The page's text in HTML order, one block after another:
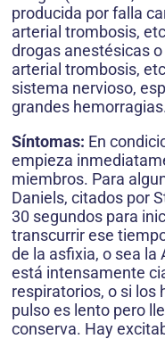
producida por falla
arterial trombosis,
drogas anestésicas
arterial trombosis,
sistema nervioso,
grandes
Síntomas: En
empieza
miembros. Para
Daniels, citados por
30 segundos para
transcurrir ese
de la asfixia, o sea la
está intensamente
respiratorios, o si los
pulso es lento pero
conserva. Hay